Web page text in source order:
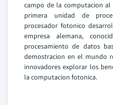
campo de la computacion al
primera unidad de
procesador fotonico
empresa alemana,
procesamiento de datos
demostracion en el mundo
innovadores explorar los
la computacion fotonica.